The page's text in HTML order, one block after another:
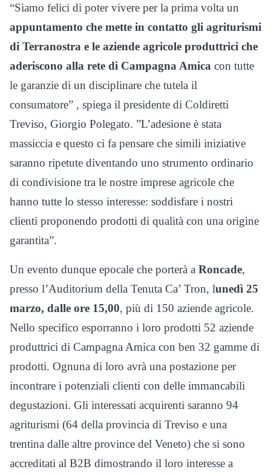
“Siamo felici di poter vivere per la prima volta un
appuntamento che mette in contatto gli agriturismi
di Terranostra e le aziende agricole produttrici che
aderiscono alla rete di Campagna Amica con tutte
le garanzie di un disciplinare che tutela il
consumatore” , spiega il presidente di Coldiretti
Treviso, Giorgio Polegato. ”L’adesione è stata
massiccia e questo ci fa pensare che simili iniziative
saranno ripetute diventando uno strumento ordinario
di condivisione tra le nostre imprese agricole che
hanno tutte lo stesso interesse: soddisfare i nostri
clienti proponendo prodotti di qualità con una origine
garantita”.
Un evento dunque epocale che porterà a Roncade,
presso l’Auditorium della Tenuta Ca’ Tron, lunedì 25
marzo, dalle ore 15,00, più di 150 aziende agricole.
Nello specifico esporranno i loro prodotti 52 aziende
produttrici di Campagna Amica con ben 32 gamme di
prodotti. Ognuna di loro avrà una postazione per
incontrare i potenziali clienti con delle immancabili
degustazioni. Gli interessati acquirenti saranno 94
agriturismi (64 della provincia di Treviso e una
trentina dalle altre province del Veneto) che si sono
accreditati al B2B dimostrando il loro interesse a